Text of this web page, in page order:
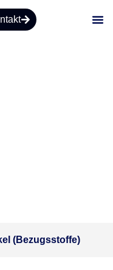
(Bezugsstoffe)